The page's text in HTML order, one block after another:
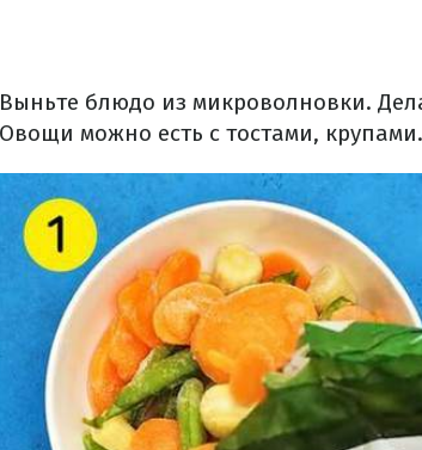
Выньте блюдо из микроволновки.
Овощи можно есть с тостами, крупами.